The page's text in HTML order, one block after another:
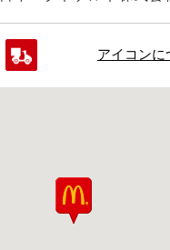
アイコンに